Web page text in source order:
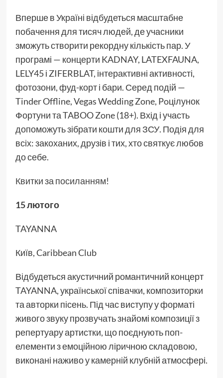
Вперше в Україні відбудеться масштабне
побачення для тисяч людей, де учасники
зможуть створити рекордну кількість пар. У
програмі — концерти KADNAY, LATEXFAUNA,
LELY45 і ZIFERBLAT, інтерактивні активності,
фотозони, фуд-корт і бари. Серед подій —
Tinder Offline, Vegas Wedding Zone, Poцілунок
Фортуни та TABOO Zone (18+). Вхід і участь
допоможуть зібрати кошти для ЗСУ. Подія для
всіх: закоханих, друзів і тих, хто святкує любов
до себе.
Квитки за посиланням!
15 лютого
TAYANNA
Київ, Caribbean Club
Відбудеться акустичний романтичний концерт
TAYANNA, української співачки, композиторки
та авторки пісень. Під час виступу у форматі
живого звуку прозвучать знайомі композиції з
репертуару артистки, що поєднують поп-
елементи з емоційною ліричною складовою,
виконані наживо у камерній клубній атмосфері.